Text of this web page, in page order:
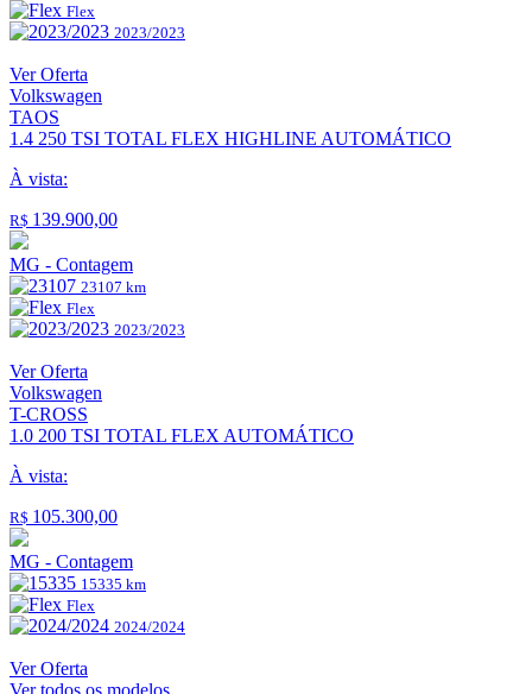
Flex
2023/2023
Ver Oferta
Volkswagen
TAOS
1.4 250 TSI TOTAL FLEX HIGHLINE AUTOMÁTICO
À vista:
R$ 139.900,00
MG - Contagem
23107 km
Flex
2023/2023
Ver Oferta
Volkswagen
T-CROSS
1.0 200 TSI TOTAL FLEX AUTOMÁTICO
À vista:
R$ 105.300,00
MG - Contagem
15335 km
Flex
2024/2024
Ver Oferta
Ver todos os modelos